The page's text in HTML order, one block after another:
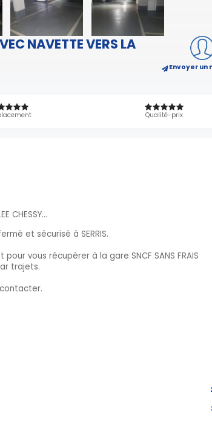
NAVETTE VERS LA
Envoyer un
Qualité-prix
CHESSY...
et sécurisé à SERRIS.
vous récupérer à la gare SNCF SANS FRAIS
trajets.